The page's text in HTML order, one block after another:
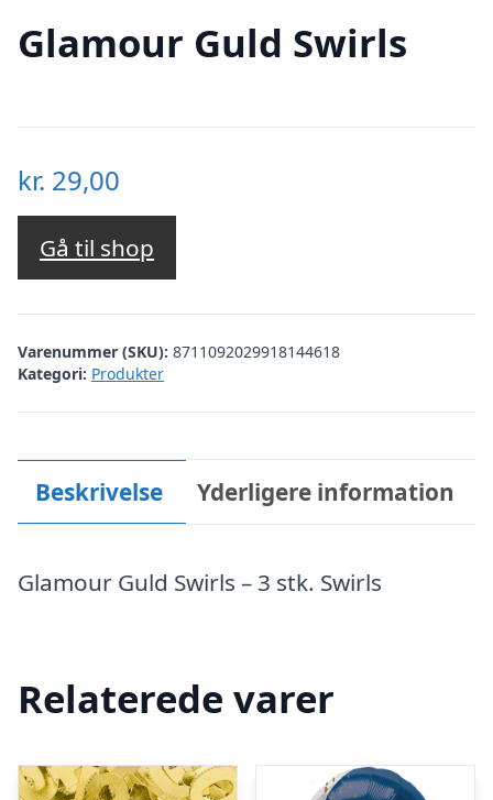
Glamour Guld Swirls
kr. 29,00
Gå til shop
Varenummer (SKU): 8711092029918144618
Kategori: Produkter
Beskrivelse Yderligere information
Glamour Guld Swirls – 3 stk. Swirls
Relaterede varer